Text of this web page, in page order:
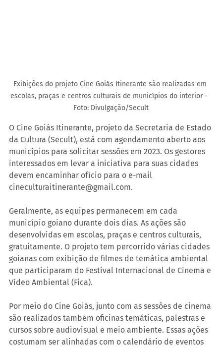
Exibições do projeto Cine Goiás Itinerante são realizadas em
escolas, praças e centros culturais de municípios do interior -
Foto: Divulgação/Secult
O Cine Goiás Itinerante, projeto da Secretaria de Estado
da Cultura (Secult), está com agendamento aberto aos
municípios para solicitar sessões em 2023. Os gestores
interessados em levar a iniciativa para suas cidades
devem encaminhar ofício para o e-mail
cineculturaitinerante@gmail.com.
Geralmente, as equipes permanecem em cada
município goiano durante dois dias. As ações são
desenvolvidas em escolas, praças e centros culturais,
gratuitamente. O projeto tem percorrido várias cidades
goianas com exibição de filmes de temática ambiental
que participaram do Festival Internacional de Cinema e
Vídeo Ambiental (Fica).
Por meio do Cine Goiás, junto com as sessões de cinema
são realizados também oficinas temáticas, palestras e
cursos sobre audiovisual e meio ambiente. Essas ações
costumam ser alinhadas com o calendário de eventos